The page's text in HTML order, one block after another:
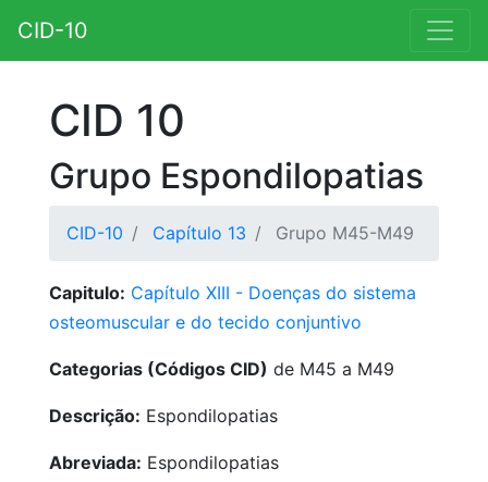
CID-10
CID 10
Grupo Espondilopatias
CID-10 Capítulo 13 Grupo M45-M49
Capitulo: Capítulo XIII - Doenças do sistema
osteomuscular e do tecido conjuntivo
Categorias (Códigos CID) de M45 a M49
Descrição: Espondilopatias
Abreviada: Espondilopatias